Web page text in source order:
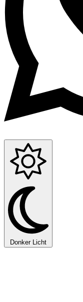
Donker Licht